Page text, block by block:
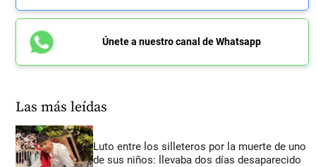
Únete a nuestro canal de Whatsapp
Las más leídas
Luto entre los silleteros por la muerte de uno
de sus niños: llevaba dos días desaparecido